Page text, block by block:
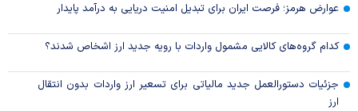
عوارض هرمز؛ فرصت ایران برای تبدیل امنیت دریایی به درآمد پایدار
کدام گروه‌های کالایی مشمول واردات با رویه جدید ارز اشخاص شدند؟
جزئیات دستورالعمل جدید مالیاتی برای تسعیر ارز واردات بدون انتقال
ارز